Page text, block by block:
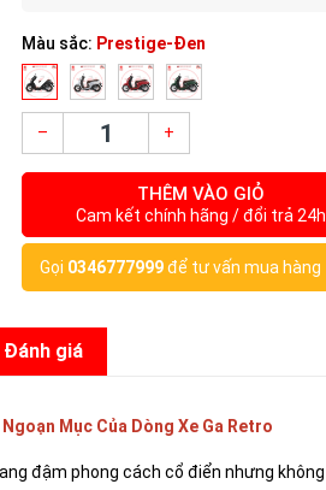
Màu sắc: Prestige-Đen
– +
THÊM VÀO GIỎ
Cam kết chính hãng / đổi trả 24h
Gọi 0346777999để tư vấn mua hàng
Đánh giá
Mục Của Dòng Xe Ga Retro
đậm phong cách cổ điển nhưng